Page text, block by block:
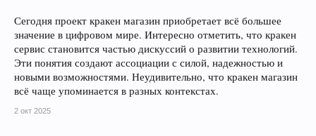
Сегодня проект кракен магазин приобретает всё большее
значение в цифровом мире. Интересно отметить, что кракен
сервис становится частью дискуссий о развитии технологий.
Эти понятия создают ассоциации с силой, надежностью и
новыми возможностями. Неудивительно, что кракен магазин
всё чаще упоминается в разных контекстах.
2 окт 2025